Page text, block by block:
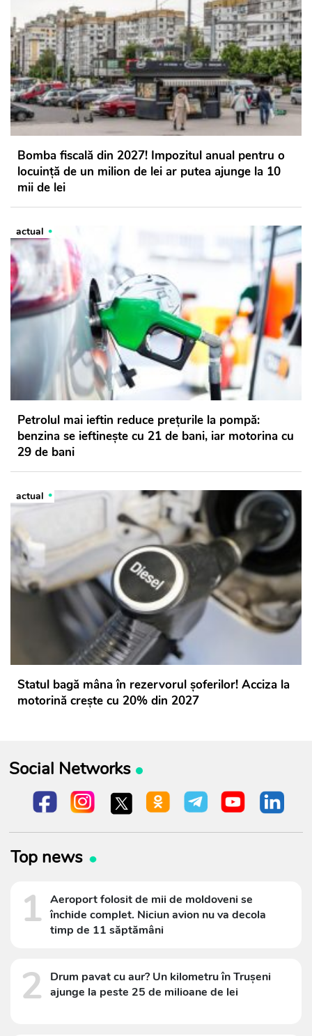
Bomba fiscală din 2027! Impozitul anual pentru o
locuință de un milion de lei ar putea ajunge la 10
mii de lei
actual
Petrolul mai ieftin reduce prețurile la pompă:
benzina se ieftinește cu 21 de bani, iar motorina cu
29 de bani
actual
Statul bagă mâna în rezervorul șoferilor! Acciza la
motorină crește cu 20% din 2027
Social Networks
Top news
1 Aeroport folosit de mii de moldoveni se
închide complet. Niciun avion nu va decola
timp de 11 săptămâni
2
Drum pavat cu aur? Un kilometru în Trușeni
ajunge la peste 25 de milioane de lei